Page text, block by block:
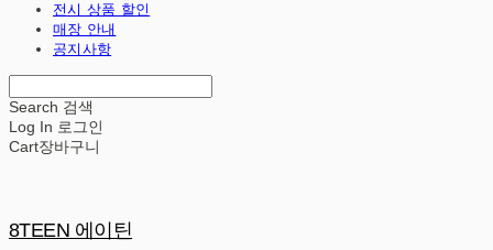
전시 상품 할인
매장 안내
공지사항
Search 검색
Log In 로그인
Cart장바구니
8TEEN 에이틴